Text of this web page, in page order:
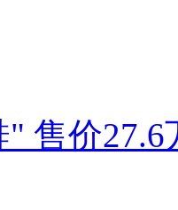
”和“敌我”
底层穷人。
逐渐开始有
弱的声音呼
我们的人性
，但是不管
售价27.6